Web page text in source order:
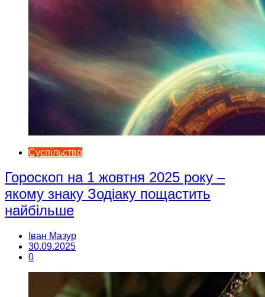
Суспільство
Гороскоп на 1 жовтня 2025 року –
якому знаку Зодіаку пощастить
найбільше
Іван Мазур
30.09.2025
0